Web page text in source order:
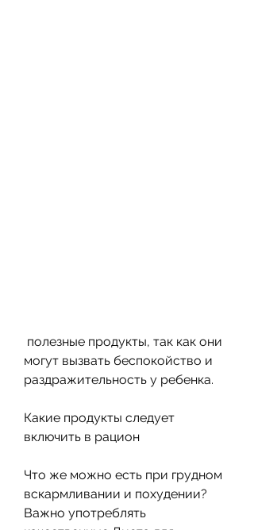
могут вызвать беспокойство и
раздражительность у ребенка.
Какие продукты следует
включить в рацион
Что же можно есть при грудном
вскармливании и похудении?
Важно употреблять